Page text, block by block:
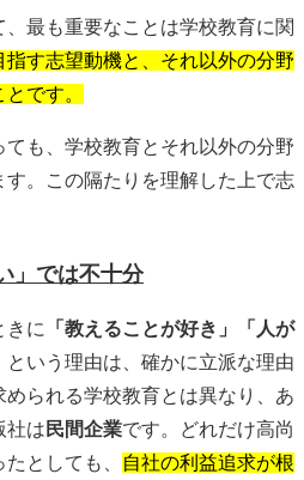
最も重要なことは学校教育に関
指す志望動機と、それ以外の分野
です。
も、学校教育とそれ以外の分野
。この隔たりを理解した上で志
」では不十分
きに
「教えることが好き」「人が
という理由は、確かに立派な理由
られる学校教育とは異なり、あ
社は 民間企業です。どれだけ高尚
としても、
自社の利益追求が根